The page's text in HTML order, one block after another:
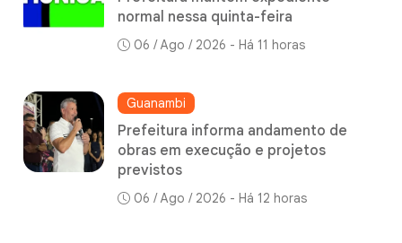
normal nessa quinta-feira
06 / Ago / 2026 - Há 11 horas
Guanambi
Prefeitura informa andamento de
obras em execução e projetos
previstos
06 / Ago / 2026 - Há 12 horas